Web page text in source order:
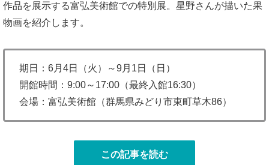
作品を展示する富弘美術館での特別展。星野さんが描いた果
物画を紹介します。
期日：6月4日（火）～9月1日（日）
開館時間：9:00～17:00（最終入館16:30）
会場：富弘美術館（群馬県みどり市東町草木86）
この記事を読む